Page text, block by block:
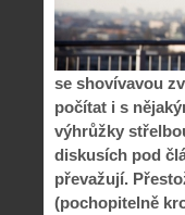
se shovívavou
počítat i s
výhrůžky
diskusích pod
převažují.
(pochopitelně